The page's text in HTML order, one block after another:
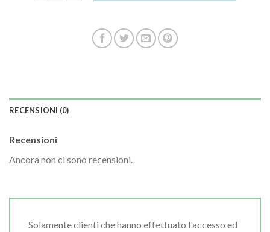
RECENSIONI (0)
Recensioni
Ancora non ci sono recensioni.
Solamente clienti che hanno effettuato l'accesso ed